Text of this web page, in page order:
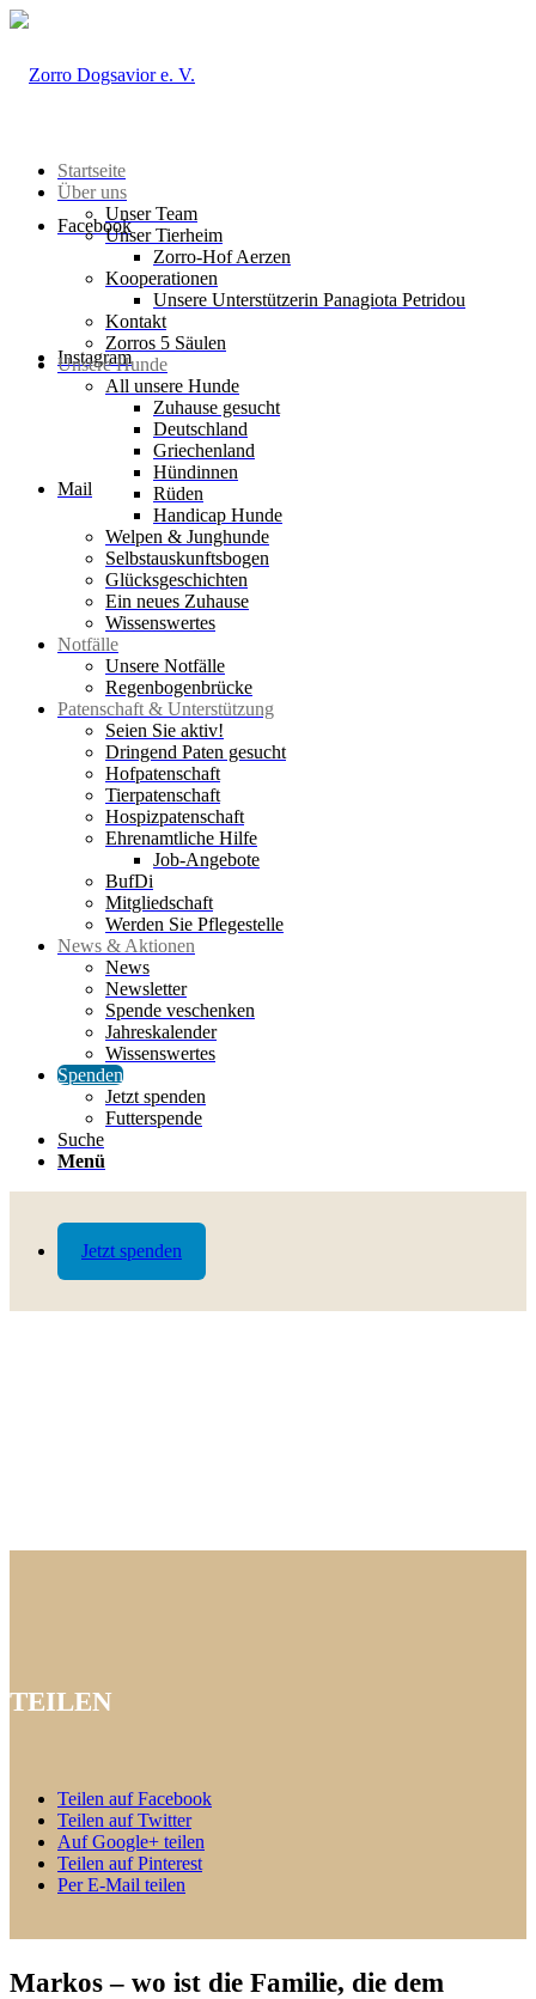
Jetzt spenden
Facebook
Instagram
Mail
Startseite
Über uns
Unser Team
Unser Tierheim
Zorro-Hof Aerzen
Kooperationen
Unsere Unterstützerin Panagiota Petridou
Kontakt
Zorros 5 Säulen
Unsere Hunde
All unsere Hunde
Zuhause gesucht
Deutschland
Griechenland
Hündinnen
Rüden
Handicap Hunde
Welpen & Junghunde
Selbstauskunftsbogen
Glücksgeschichten
Ein neues Zuhause
Wissenswertes
Notfälle
Unsere Notfälle
Regenbogenbrücke
Patenschaft & Unterstützung
Seien Sie aktiv!
Dringend Paten gesucht
Hofpatenschaft
Tierpatenschaft
Hospizpatenschaft
Ehrenamtliche Hilfe
Job-Angebote
BufDi
Mitgliedschaft
Werden Sie Pflegestelle
News & Aktionen
News
Newsletter
Spende veschenken
Jahreskalender
Wissenswertes
Spenden
Jetzt spenden
Futterspende
Suche
Menü
TEILEN
Teilen auf Facebook
Teilen auf Twitter
Auf Google+ teilen
Teilen auf Pinterest
Per E-Mail teilen
Markos – wo ist die Familie, die dem